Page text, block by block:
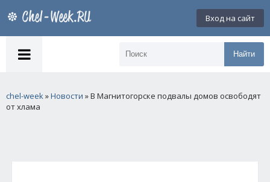
Вход на сайт
Найти
chel-week»Новости » В Магнитогорске подвалы домов освободят
от хлама